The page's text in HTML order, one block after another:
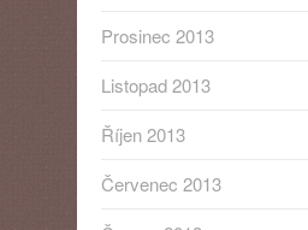
Prosinec 2013
Listopad 2013
Říjen 2013
Červenec 2013